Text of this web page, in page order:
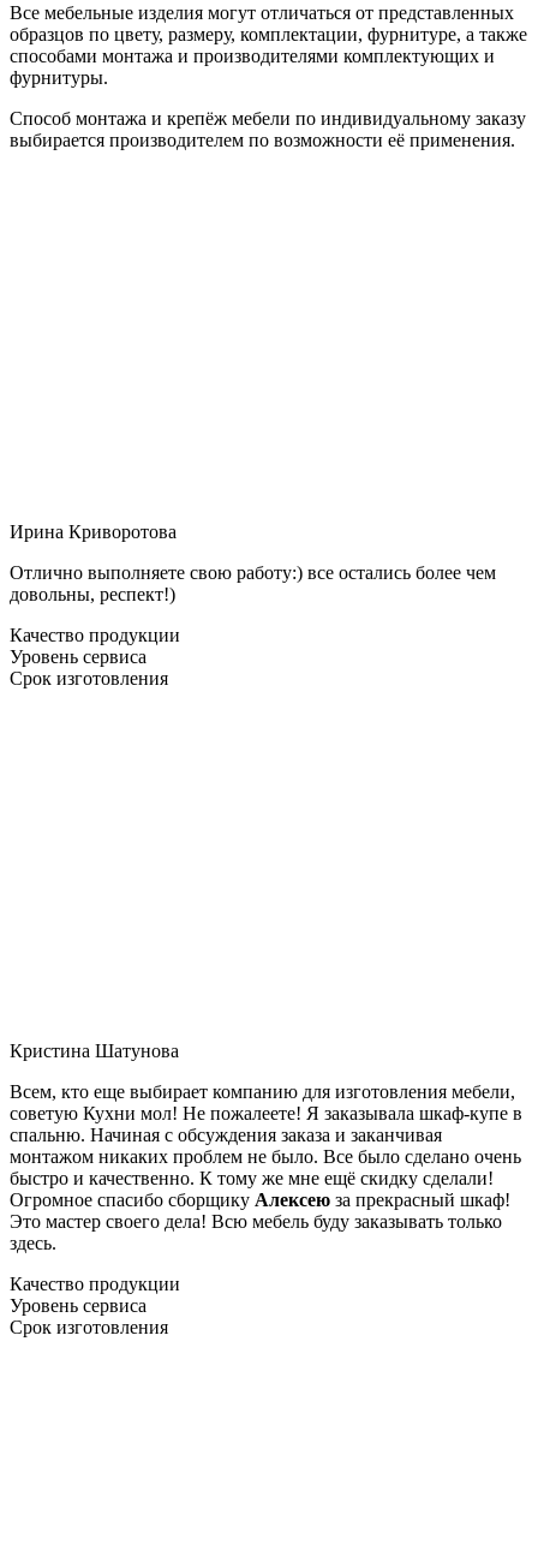
Все мебельные изделия могут отличаться от представленных
образцов по цвету, размеру, комплектации, фурнитуре, а также
способами монтажа и производителями комплектующих и
фурнитуры.
Способ монтажа и крепёж мебели по индивидуальному заказу
выбирается производителем по возможности её применения.
Ирина Криворотова
Отлично выполняете свою работу:) все остались более чем
довольны, респект!)
Качество продукции
Уровень сервиса
Срок изготовления
Кристина Шатунова
Всем, кто еще выбирает компанию для изготовления мебели,
советую Кухни мол! Не пожалеете! Я заказывала шкаф-купе в
спальню. Начиная с обсуждения заказа и заканчивая
монтажом никаких проблем не было. Все было сделано очень
быстро и качественно. К тому же мне ещё скидку сделали!
Огромное спасибо сборщику Алексею за прекрасный шкаф!
Это мастер своего дела! Всю мебель буду заказывать только
здесь.
Качество продукции
Уровень сервиса
Срок изготовления